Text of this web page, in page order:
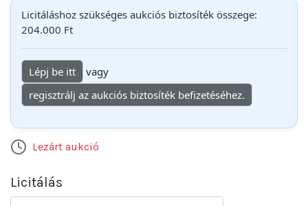
Licitáláshoz szükséges aukciós biztosíték összege:
204.000 Ft
Lépj be itt
vagy
regisztrálj az aukciós biztosíték befizetéséhez.
Lezárt aukció
Licitálás